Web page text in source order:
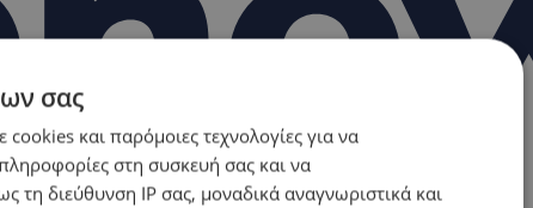
σας
cookies και παρόμοιες τεχνολογίες για να
στη συσκευή σας και να
τη διεύθυνση IP σας, μοναδικά αναγνωριστικά και